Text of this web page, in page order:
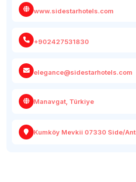
www.sidestarhotels.com
+902427531830
elegance@sidestarhotels.com
Manavgat, Türkiye
Kumköy Mevkii 07330 Side/